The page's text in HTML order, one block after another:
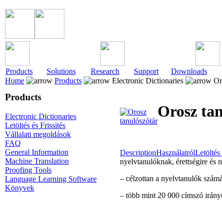
Products Solutions Research Support
Downloads
Home
Products Electronic Dictionaries
Products
Electronic Dictionaries
Letöltés és Frissités
Vállalati megoldások
FAQ
General Information
Machine Translation
Proofing Tools
Language Learning Software
Könyvek
Orosz
DescriptionHasználatrólLetöltés
nyelvtanulóknak, érettségire és
– célzottan a nyelvtanulók
– több mint 20 000 címszó